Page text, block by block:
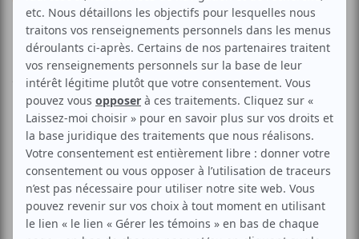
Bombolessé - Festival MMM
Aucune offre promotionnelle
disponible
Soyez les premiers avisés dès qu'il y aura une offre promo
pour Bombolessé - Festival MMM:INSCRIVEZ-VOUS
Dans le cadre de la 17e édition du Festival MMM - Des
Musiques et du Monde